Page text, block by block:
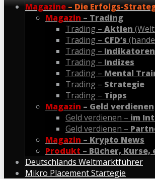
Magazine – Die Erfolgs-
Magazin – Trading
Trading – Aktien
Trading – CFD’s
Trading – Indikatoren
Trading – Indizes
Trading – Mental
Trading – Strategie
Trading – Tipps
Magazin – Geld verdienen
Geld verdienen – im
Geld verdienen –
Magazin – Krypto News
Produkt – Bücher, Kurse,
Deutschlands Weltmarktführer
Mikro Placement Startegie